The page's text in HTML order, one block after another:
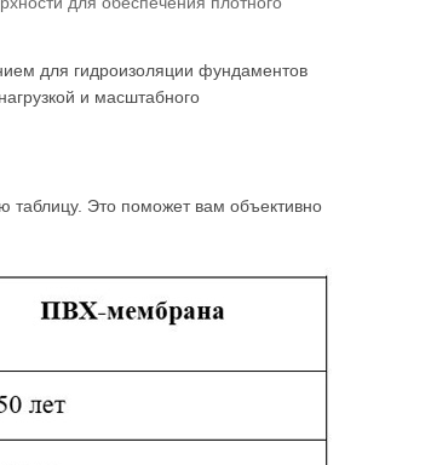
для гидроизоляции фундаментов
и масштабного
таблицу. Это поможет вам объективно